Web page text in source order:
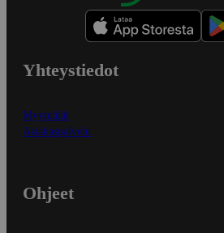
Yhteystiedot
Myymälät
Asiakaspalvelu
Ohjeet